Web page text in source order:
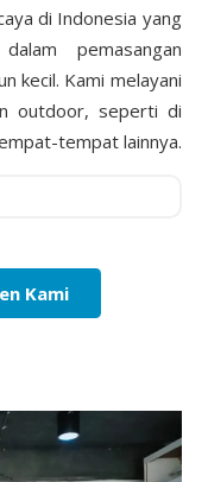
di Indonesia yang
pemasangan
kecil. Kami melayani
outdoor, seperti di
tempat lainnya.
Kami